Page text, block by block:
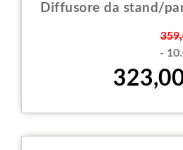
Diffusore da stand/
-